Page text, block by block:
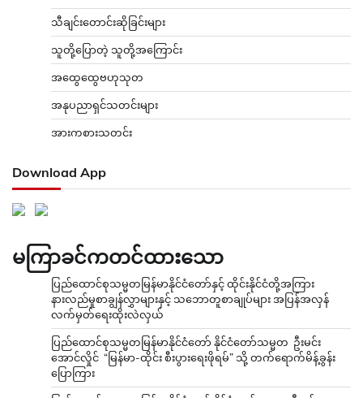
သီချင်းတောင်းဆိုခြင်းများ
သူတို့ပြောတဲ့ သူတို့အကြောင်း
အထွေထွေဗဟုသုတ
အနုပညာရှင်သတင်းများ
အားကစားသတင်း
Download App
မကြာခင်ကတင်ထားသော
ပြည်ထောင်စုသမ္မတမြန်မာနိုင်ငံတော်နှင့် ထိုင်းနိုင်ငံတို့အကြား
နားလည်မှုစာချွန်လွှာများနှင့် သဘောတူစာချုပ်များ အပြန်အလှန်
လက်မှတ်ရေးထိုးလဲလှယ်
ပြည်ထောင်စုသမ္မတမြန်မာနိုင်ငံတော် နိုင်ငံတော်သမ္မတ ဦးမင်း
အောင်လှိုင် “မြန်မာ-ထိုင်း စီးပွားရေးဖိုရမ်” သို့ တက်ရောက်မိန့်ခွန်း
ပြောကြား